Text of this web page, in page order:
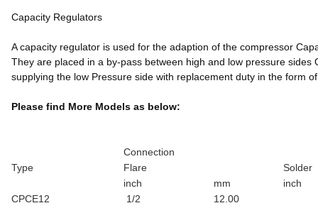
Capacity Regulators
A capacity regulator is used for the adaption of the compressor
They are placed in a by-pass between high and low pressure
supplying the low Pressure side with replacement duty in the form
Please find More Models as below:
Type
Connection
Flare
Solder
inch
mm
inch
CPCE12
1/2
12.00